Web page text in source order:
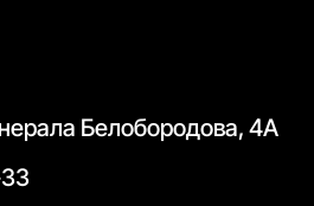
Белобородова, 4А